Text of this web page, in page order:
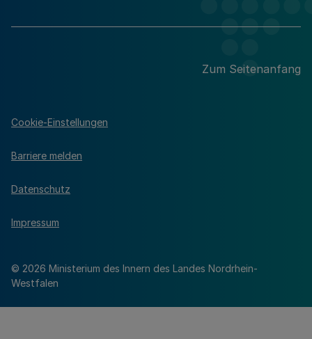
Zum Seitenanfang
© 2026 Ministerium des Innern des Landes Nordrhein-
Westfalen
Cookie-Einstellungen
Barriere melden
Datenschutz
Impressum